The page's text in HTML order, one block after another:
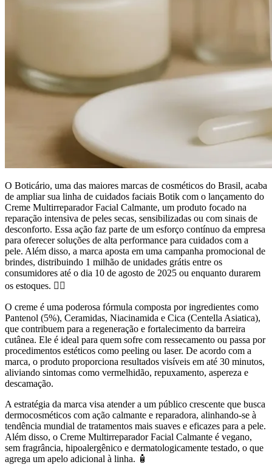
O Boticário, uma das maiores marcas de cosméticos do Brasil, acaba
de ampliar sua linha de cuidados faciais Botik com o lançamento do
Creme Multirreparador Facial Calmante, um produto focado na
reparação intensiva de peles secas, sensibilizadas ou com sinais de
desconforto. Essa ação faz parte de um esforço contínuo da empresa
para oferecer soluções de alta performance para cuidados com a
pele. Além disso, a marca aposta em uma campanha promocional de
brindes, distribuindo 1 milhão de unidades grátis entre os
consumidores até o dia 10 de agosto de 2025 ou enquanto durarem
os estoques. 💆‍♀️
O creme é uma poderosa fórmula composta por ingredientes como
Pantenol (5%), Ceramidas, Niacinamida e Cica (Centella Asiatica),
que contribuem para a regeneração e fortalecimento da barreira
cutânea. Ele é ideal para quem sofre com ressecamento ou passa por
procedimentos estéticos como peeling ou laser. De acordo com a
marca, o produto proporciona resultados visíveis em até 30 minutos,
aliviando sintomas como vermelhidão, repuxamento, aspereza e
descamação.
A estratégia da marca visa atender a um público crescente que busca
dermocosméticos com ação calmante e reparadora, alinhando-se à
tendência mundial de tratamentos mais suaves e eficazes para a pele.
Além disso, o Creme Multirreparador Facial Calmante é vegano,
sem fragrância, hipoalergênico e dermatologicamente testado, o que
agrega um apelo adicional à linha. 🧴